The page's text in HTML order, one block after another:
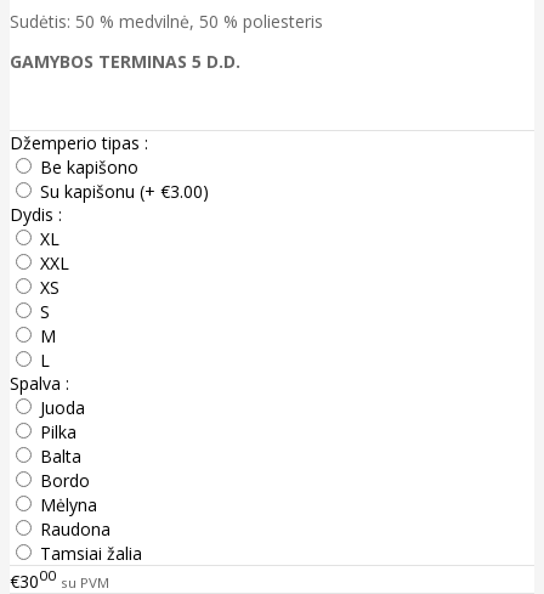
Sudėtis: 50 % medvilnė, 50 % poliesteris
GAMYBOS TERMINAS 5 D.D.
Džemperio tipas :
Be kapišono
Su kapišonu (+ €3.00)
Dydis :
XL
XXL
XS
S
M
L
Spalva :
Juoda
Pilka
Balta
Bordo
Mėlyna
Raudona
Tamsiai žalia
€3000 su PVM